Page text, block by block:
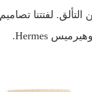
لفتتنا تصاميم